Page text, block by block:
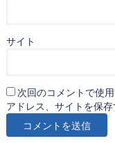
サイト
次回のコメントで使
アドレス、サイトを保存